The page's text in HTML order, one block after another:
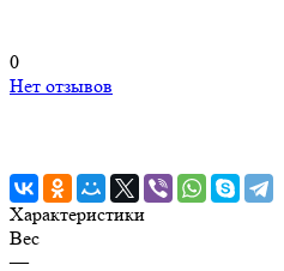
0
Нет отзывов
Характеристики
Вес
—